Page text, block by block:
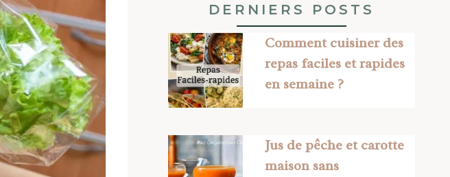
DERNIERS POSTS
Comment cuisiner des
repas faciles et rapides
en semaine ?
Jus de pêche et carotte
maison sans